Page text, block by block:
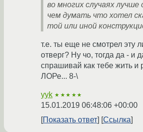
во многих случаях лучше
чем думать что хотел
той или иной
т.е. ты еще не смотрел эту
отверг? Ну чо, тогда да - и
спрашивай как тебе жить и
ЛОРе... 8-\
yyk ★★★★★
15.01.2019 06:48:06 +00:00
Показать ответ
Ссылка